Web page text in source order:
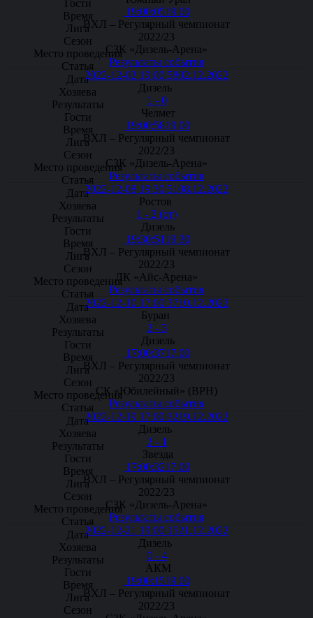
19:00:0519:00
ВХЛ – Регулярный чемпионат
2022/23
СЗК «Дизель-Арена»
Результаты события
2022-12-02 19:00:5802.12.2022
Дизель
1 - 0
Челмет
19:00:5819:00
ВХЛ – Регулярный чемпионат
2022/23
СЗК «Дизель-Арена»
Результаты события
2022-12-08 19:30:5108.12.2022
Ростов
1 - 2 (от)
Дизель
19:30:51 19:30
ВХЛ – Регулярный чемпионат
2022/23
ЛК «Айс-Арена»
Результаты события
2022-12-10 17:00:3710.12.2022
Буран
2 - 3
Дизель
17:00:3717:00
ВХЛ – Регулярный чемпионат
2022/23
СК «Юбилейный» (ВРН)
Результаты события
2022-12-19 17:00:3219.12.2022
Дизель
2 - 1
Звезда
17:00:3217:00
ВХЛ – Регулярный чемпионат
2022/23
СЗК «Дизель-Арена»
Результаты события
2022-12-21 19:00:1521.12.2022
Дизель
0 - 4
АКМ
19:00:1519:00
ВХЛ – Регулярный чемпионат
2022/23